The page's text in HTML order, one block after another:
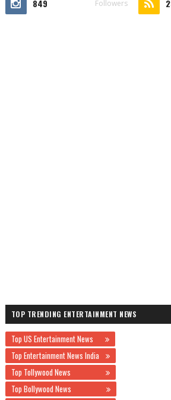
849 Followers
TOP TRENDING ENTERTAINMENT NEWS
Top US Entertainment News
Top Entertainment News India
Top Tollywood News
Top Bollywood News